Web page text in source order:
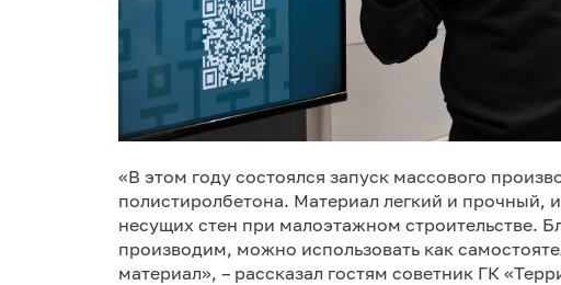
«В этом году состоялся запуск массового
полистиролбетона. Материал легкий и прочный,
несущих стен при малоэтажном строительстве.
производим, можно использовать как
материал», – рассказал гостям советник ГК